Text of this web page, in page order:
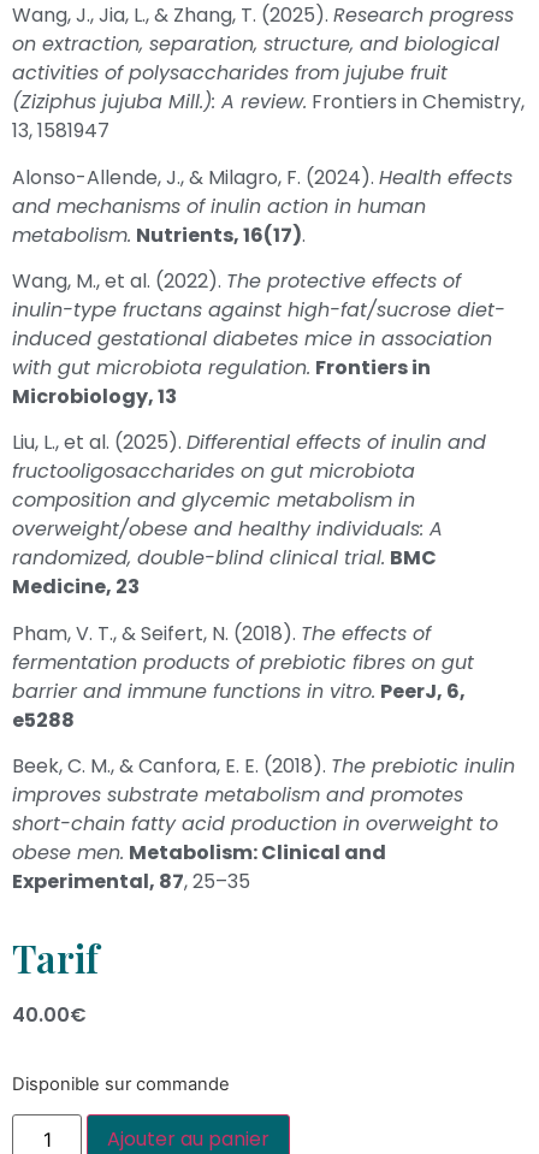
Wang, J., Jia, L., & Zhang, T. (2025). Research progress
on extraction, separation, structure, and biological
activities of polysaccharides from jujube fruit
(Ziziphus jujuba Mill.): A review. Frontiers in Chemistry,
13, 1581947
Alonso-Allende, J., & Milagro, F. (2024). Health effects
and mechanisms of inulin action in human
metabolism. Nutrients, 16(17).
Wang, M., et al. (2022). The protective effects of
inulin-type fructans against high-fat/sucrose diet-
induced gestational diabetes mice in association
with gut microbiota regulation. Frontiers in
Microbiology, 13
Liu, L., et al. (2025). Differential effects of inulin and
fructooligosaccharides on gut microbiota
composition and glycemic metabolism in
overweight/obese and healthy individuals: A
randomized, double-blind clinical trial. BMC
Medicine, 23
Pham, V. T., & Seifert, N. (2018). The effects of
fermentation products of prebiotic fibres on gut
barrier and immune functions in vitro. PeerJ, 6,
e5288
Beek, C. M., & Canfora, E. E. (2018). The prebiotic inulin
improves substrate metabolism and promotes
short-chain fatty acid production in overweight to
obese men. Metabolism: Clinical and
Experimental, 87, 25–35
Tarif
40.00€
Disponible sur commande
Ajouter au panier